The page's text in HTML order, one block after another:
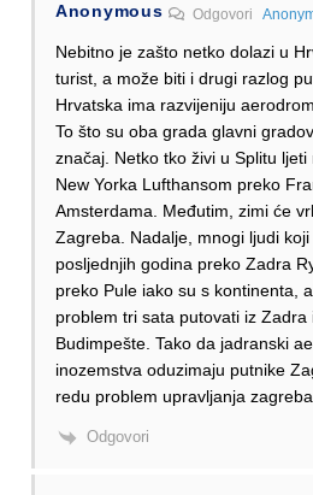
Anonymous Odgovori
Nebitno je zašto netko dolazi u
turist, a može biti i drugi razlog
Hrvatska ima razvijeniju
To što su oba grada glavni
značaj. Netko tko živi u Splitu
New Yorka Lufthansom preko
Amsterdama. Međutim, zimi će
Zagreba. Nadalje, mnogi ljudi
posljednjih godina preko Zadra
preko Pule iako su s kontinenta,
problem tri sata putovati iz Zadra
Budimpešte. Tako da jadranski
inozemstva oduzimaju putnike
redu problem upravljanja
Odgovori